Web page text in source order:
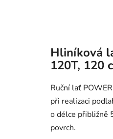
Hliníková
120T, 120
Ruční lať
při realizaci
o délce přibližně
povrch.